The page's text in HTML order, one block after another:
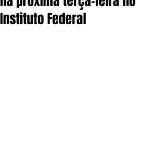
Instituto Federal